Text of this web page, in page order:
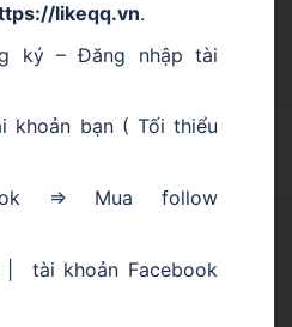
likeqq.vn.
ký – Đăng nhập tài
khoản bạn ( Tối thiểu
=> Mua follow
| tài khoản Facebook